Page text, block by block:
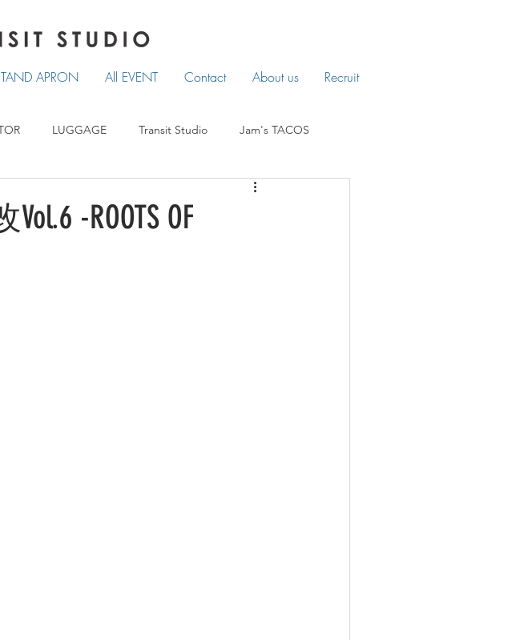
APRON All EVENT Contact About us Recruit
LUGGAGE Transit Studio Jam's TACOS
-ROOTS OF